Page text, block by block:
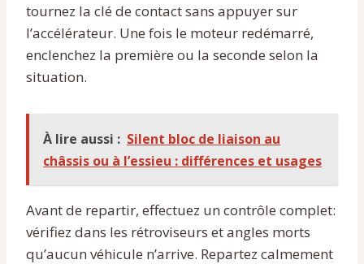
tournez la clé de contact sans appuyer sur
l’accélérateur. Une fois le moteur redémarré,
enclenchez la première ou la seconde selon la
situation.
À lire aussi : Silent bloc de liaison au
châssis ou à l’essieu : différences et usages
Avant de repartir, effectuez un contrôle complet:
vérifiez dans les rétroviseurs et angles morts
qu’aucun véhicule n’arrive. Repartez calmement